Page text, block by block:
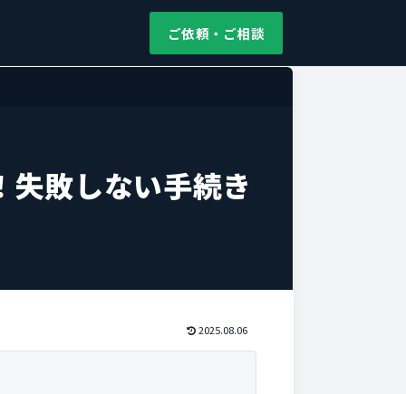
ご依頼・ご相談
敗しない手続き
2025.08.06